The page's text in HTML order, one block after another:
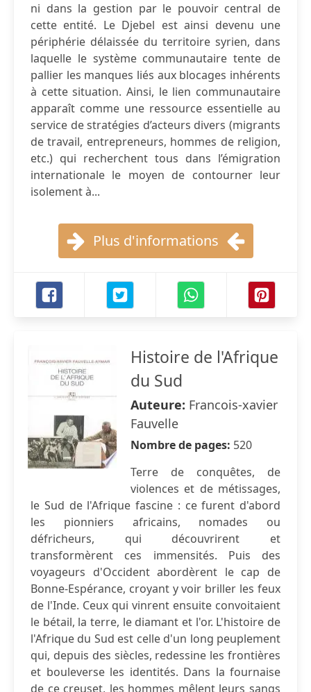
ni dans la gestion par le pouvoir central de
cette entité. Le Djebel est ainsi devenu une
périphérie délaissée du territoire syrien, dans
laquelle le système communautaire tente de
pallier les manques liés aux blocages inhérents
à cette situation. Ainsi, le lien communautaire
apparaît comme une ressource essentielle au
service de stratégies d’acteurs divers (migrants
de travail, entrepreneurs, hommes de religion,
etc.) qui recherchent tous dans l’émigration
internationale le moyen de contourner leur
isolement à...
Plus d'informations
Histoire de l'Afrique
du Sud
Auteure: Francois-xavier
Fauvelle
Nombre de pages: 520
Terre de conquêtes, de
violences et de métissages,
le Sud de l'Afrique fascine : ce furent d'abord
les pionniers africains, nomades ou
défricheurs, qui découvrirent et
transformèrent ces immensités. Puis des
voyageurs d'Occident abordèrent le cap de
Bonne-Espérance, croyant y voir briller les feux
de l'Inde. Ceux qui vinrent ensuite convoitaient
le bétail, la terre, le diamant et l'or. L'histoire de
l'Afrique du Sud est celle d'un long peuplement
qui, depuis des siècles, redessine les frontières
et bouleverse les identités. Dans la fournaise
de ce creuset, les hommes mêlent leurs sangs